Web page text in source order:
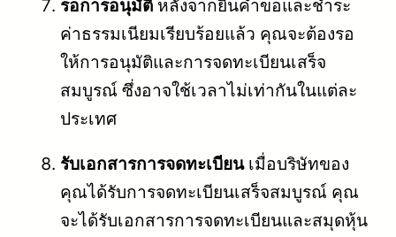
รอการอนุมัติ หลังจากยื่นคำขอและชำระ
ค่าธรรมเนียมเรียบร้อยแล้ว คุณจะต้องรอ
ให้การอนุมัติและการจดทะเบียนเสร็จ
สมบูรณ์ ซึ่งอาจใช้เวลาไม่เท่ากันในแต่ละ
ประเทศ
รับเอกสารการจดทะเบียนเมื่อบริษัทของ
คุณได้รับการจดทะเบียนเสร็จสมบูรณ์ คุณ
จะได้รับเอกสารการจดทะเบียนและสมุดหุ้น